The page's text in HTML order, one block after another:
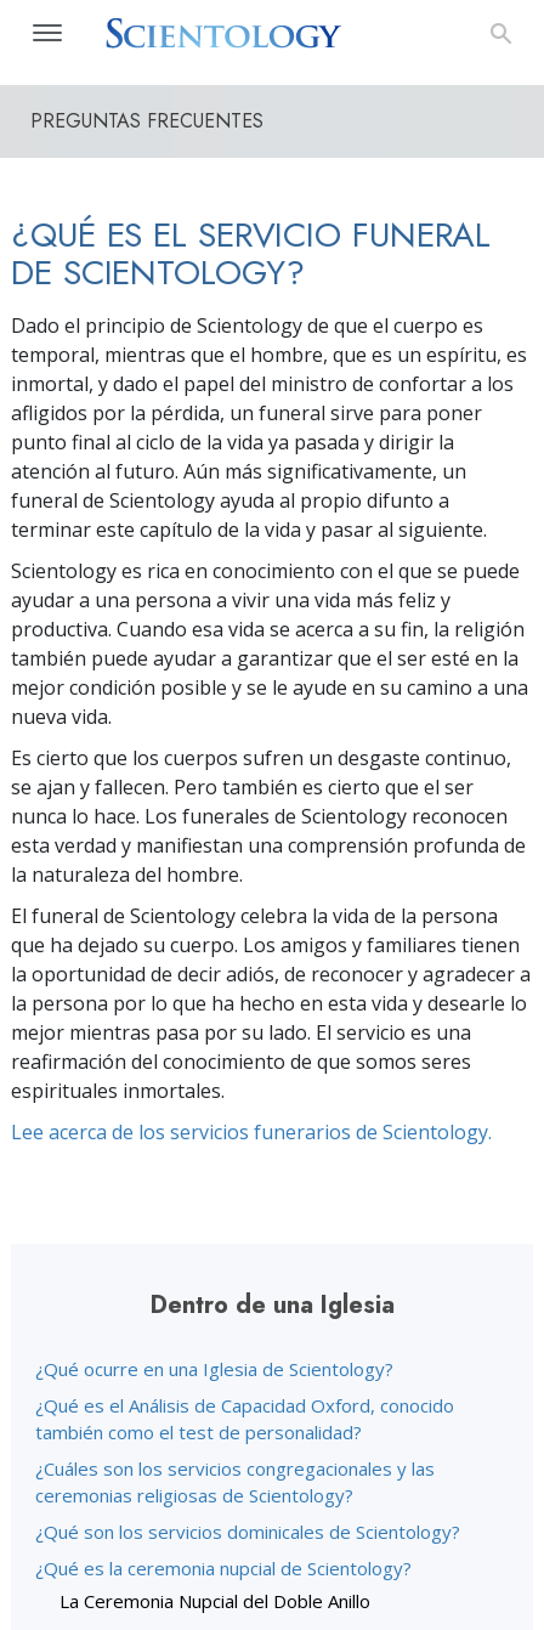
PREGUNTAS FRECUENTES
¿QUÉ ES EL SERVICIO FUNERAL
DE SCIENTOLOGY?
Dado el principio de Scientology de que el cuerpo es
temporal, mientras que el hombre, que es un espíritu, es
inmortal, y dado el papel del ministro de confortar a los
afligidos por la pérdida, un funeral sirve para poner
punto final al ciclo de la vida ya pasada y dirigir la
atención al futuro. Aún más significativamente, un
funeral de Scientology ayuda al propio difunto a
terminar este capítulo de la vida y pasar al siguiente.
Scientology es rica en conocimiento con el que se puede
ayudar a una persona a vivir una vida más feliz y
productiva. Cuando esa vida se acerca a su fin, la religión
también puede ayudar a garantizar que el ser esté en la
mejor condición posible y se le ayude en su camino a una
nueva vida.
Es cierto que los cuerpos sufren un desgaste continuo,
se ajan y fallecen. Pero también es cierto que el ser
nunca lo hace. Los funerales de Scientology reconocen
esta verdad y manifiestan una comprensión profunda de
la naturaleza del hombre.
El funeral de Scientology celebra la vida de la persona
que ha dejado su cuerpo. Los amigos y familiares tienen
la oportunidad de decir adiós, de reconocer y agradecer a
la persona por lo que ha hecho en esta vida y desearle lo
mejor mientras pasa por su lado. El servicio es una
reafirmación del conocimiento de que somos seres
espirituales inmortales.
Lee acerca de los servicios funerarios de Scientology.
Dentro de una Iglesia
¿Qué ocurre en una Iglesia de Scientology?
¿Qué es el Análisis de Capacidad Oxford, conocido
también como el test de personalidad?
¿Cuáles son los servicios congregacionales y las
ceremonias religiosas de Scientology?
¿Qué son los servicios dominicales de Scientology?
¿Qué es la ceremonia nupcial de Scientology?
La Ceremonia Nupcial del Doble Anillo